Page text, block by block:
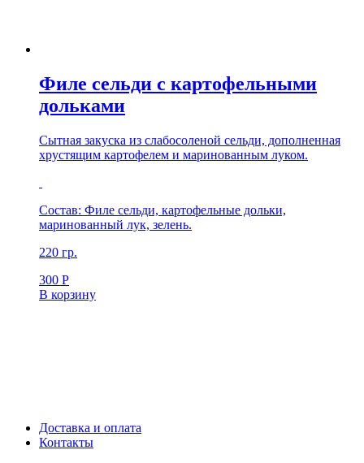
Филе сельди с картофельными
дольками
Сытная закуска из слабосоленой сельди, дополненная
хрустящим картофелем и маринованным луком.
Состав: Филе сельди, картофельные дольки,
маринованный лук, зелень.
220 гр.
300 Р
В корзину
Доставка и оплата
Контакты